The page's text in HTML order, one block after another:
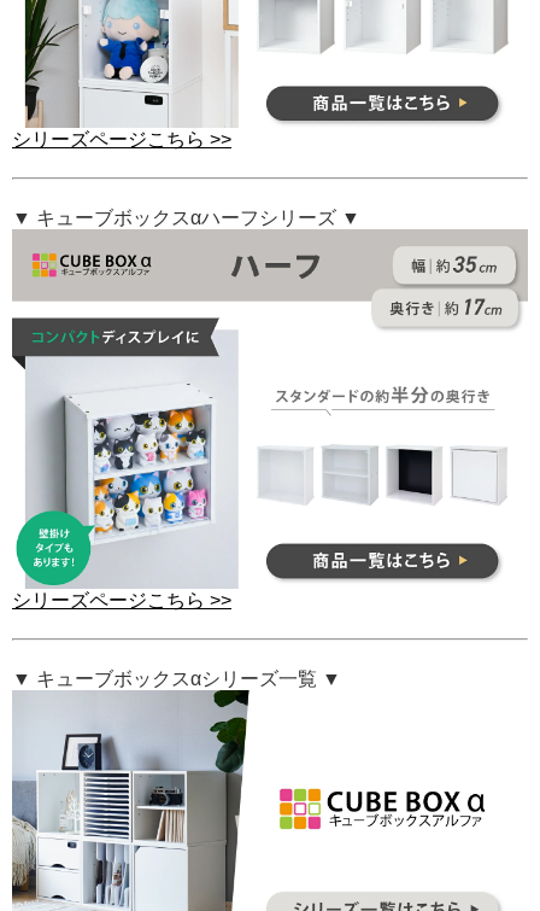
シリーズページこちら >>
▼ キューブボックスαハーフシリーズ ▼
シリーズページこちら >>
▼ キューブボックスαシリーズ一覧 ▼